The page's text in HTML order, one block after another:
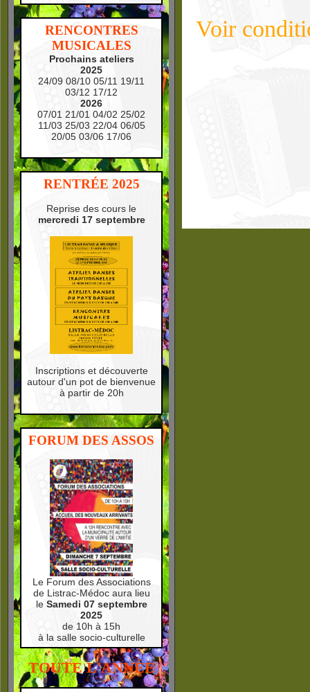
RENCONTRES
MUSICALES
Prochains ateliers
2025
24/09 08/10 05/11 19/11
03/12 17/12
2026
07/01 21/01 04/02 25/02
11/03 25/03 22/04 06/05
20/05 03/06 17/06
RENTRÉE 2025
Reprise des cours le
mercredi 17 septembre
Inscriptions et découverte
autour d'un pot de bienvenue
à partir de 20h
FORUM DES ASSOS
Le Forum des Associations
de Listrac-Médoc aura lieu
le Samedi 07 septembre
2025
de 10h à 15h
à la salle socio-culturelle
TOUTE L'ANNÉE
Voir